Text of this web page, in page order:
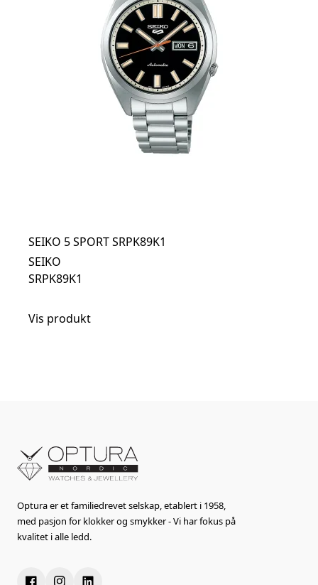
SEIKO 5 SPORT SRPK89K1
SEIKO
SRPK89K1
Vis produkt
Optura er et familiedrevet selskap, etablert i 1958,
med pasjon for klokker og smykker - Vi har fokus på
kvalitet i alle ledd.